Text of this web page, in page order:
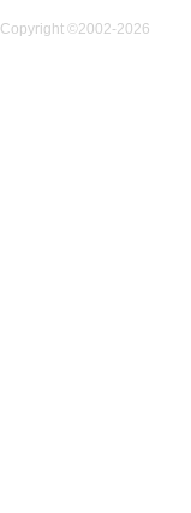
Copyright ©2002-2026